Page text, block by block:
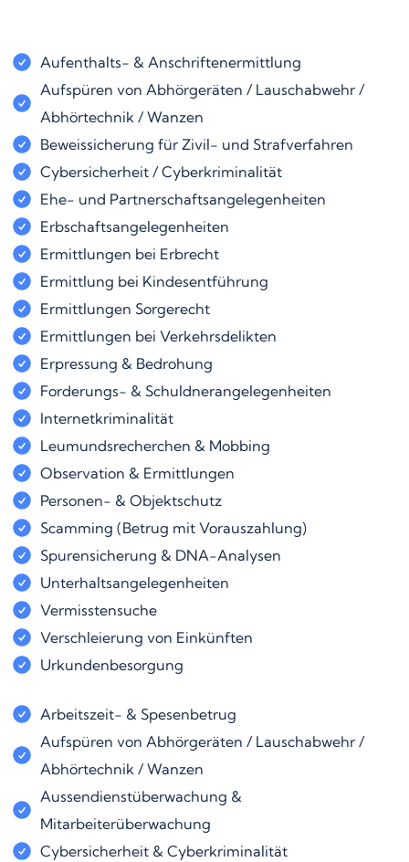
Aufenthalts- & Anschriftenermittlung
Aufspüren von Abhörgeräten / Lauschabwehr /
Abhörtechnik / Wanzen
Beweissicherung für Zivil- und Strafverfahren
Cybersicherheit / Cyberkriminalität
Ehe- und Partnerschaftsangelegenheiten
Erbschaftsangelegenheiten
Ermittlungen bei Erbrecht
Ermittlung bei Kindesentführung
Ermittlungen Sorgerecht
Ermittlungen bei Verkehrsdelikten
Erpressung & Bedrohung
Forderungs- & Schuldnerangelegenheiten
Internetkriminalität
Leumundsrecherchen & Mobbing
Observation & Ermittlungen
Personen- & Objektschutz
Scamming (Betrug mit Vorauszahlung)
Spurensicherung & DNA-Analysen
Unterhaltsangelegenheiten
Vermisstensuche
Verschleierung von Einkünften
Urkundenbesorgung
Arbeitszeit- & Spesenbetrug
Aufspüren von Abhörgeräten / Lauschabwehr /
Abhörtechnik / Wanzen
Aussendienstüberwachung &
Mitarbeiterüberwachung
Cybersicherheit & Cyberkriminalität